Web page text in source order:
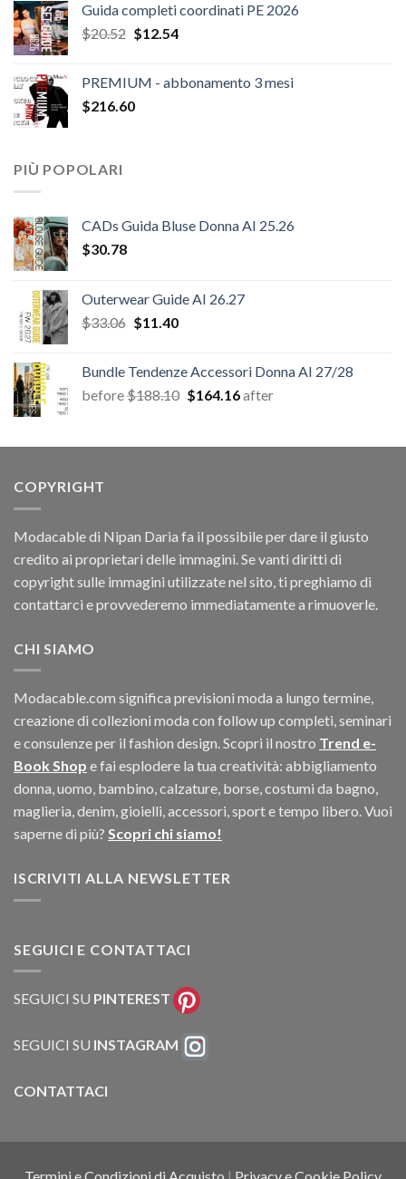
Guida completi coordinati PE 2026
$20.52 Il
era:
$20.52.
$12.54Il
è:
PREMIUM - abbonamento 3 mesi
$216.60
PIÙ POPOLARI
CADs Guida Bluse Donna AI 25.26
$30.78
Outerwear Guide AI 26.27
$33.06 Il
era:
$33.06.
$11.40Il
è:
$11.40.
Bundle Tendenze Accessori Donna AI 27/28
before$188.10 Il
era:
$164.16Il
è:
after
COPYRIGHT
Modacable di Nipan Daria fa il possibile per dare il giusto
credito ai proprietari delle immagini. Se vanti diritti di
copyright sulle immagini utilizzate nel sito, ti preghiamo di
contattarci e provvederemo immediatamente a rimuoverle.
CHI SIAMO
Modacable.com significa previsioni moda a lungo termine,
creazione di collezioni moda con follow up completi, seminari
e consulenze per il fashion design. Scopri il nostro Trend e-
Book Shop e fai esplodere la tua creatività: abbigliamento
donna, uomo, bambino, calzature, borse, costumi da bagno,
maglieria, denim, gioielli, accessori, sport e tempo libero. Vuoi
saperne di più? Scopri chi siamo!
ISCRIVITI ALLA NEWSLETTER
SEGUICI E CONTATTACI
SEGUICI SU PINTEREST
SEGUICI SU INSTAGRAM
CONTATTACI